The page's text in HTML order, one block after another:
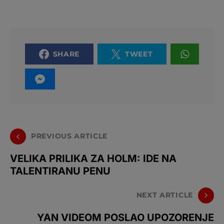
SHARE TWEET
PREVIOUS ARTICLE
VELIKA PRILIKA ZA HOLM: IDE NA
TALENTIRANU PENU
NEXT ARTICLE
YAN VIDEOM POSLAO UPOZORENJE